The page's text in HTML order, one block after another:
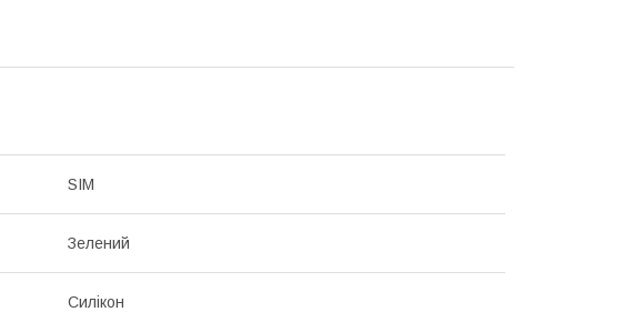
SIM
Зелений
Силікон